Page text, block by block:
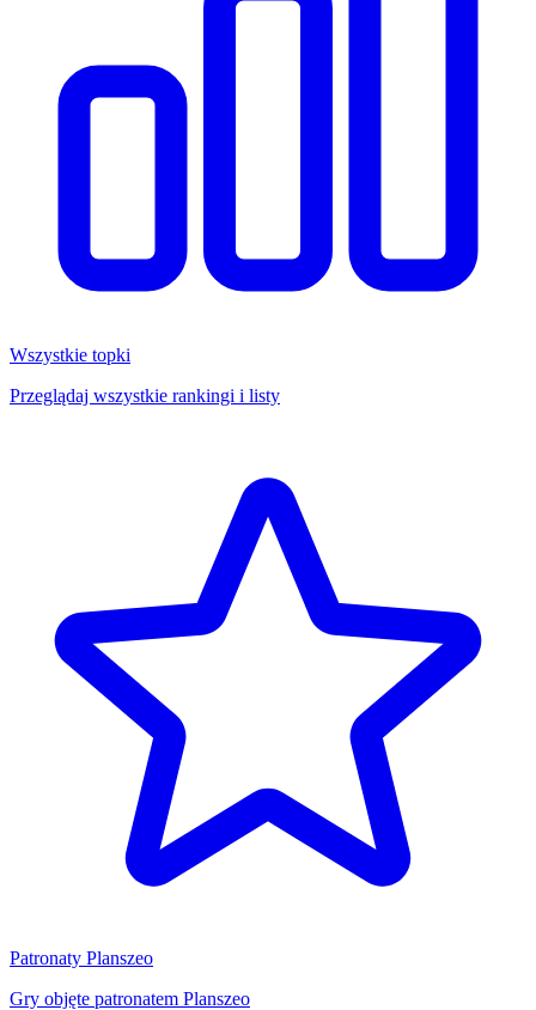
Wszystkie topki
Przeglądaj wszystkie rankingi i listy
Patronaty Planszeo
Gry objęte patronatem Planszeo